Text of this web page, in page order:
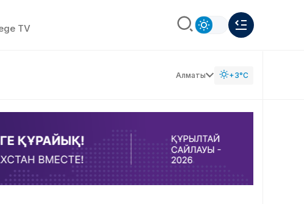
TV
Алматы +3°C